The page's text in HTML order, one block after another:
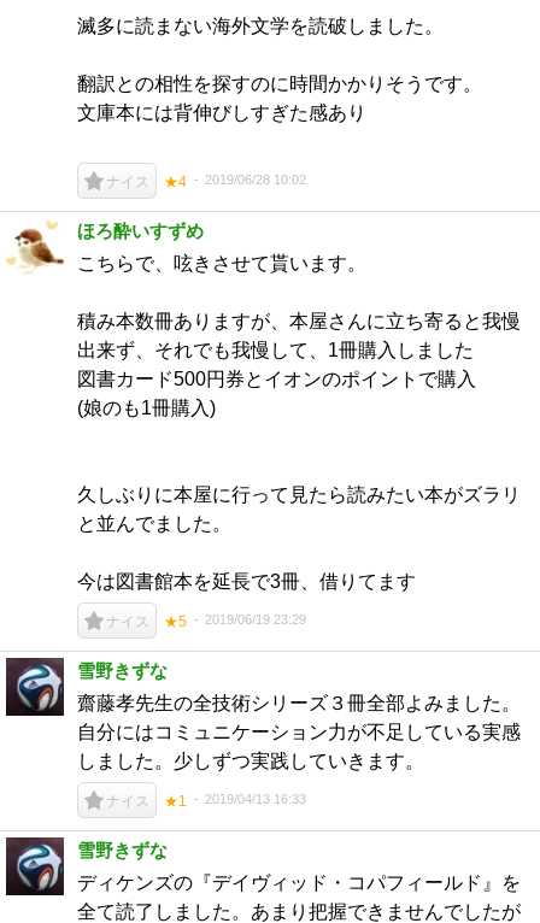
滅多に読まない海外文学を読破しました。
翻訳との相性を探すのに時間かかりそうです。
文庫本には背伸びしすぎた感あり
ナイス ★4 2019/06/28 10:02
ほろ酔いすずめ
こちらで、呟きさせて貰います。
積み本数冊ありますが、本屋さんに立ち寄ると我慢
出来ず、それでも我慢して、1冊購入しました
図書カード500円券とイオンのポイントで購入
(娘のも1冊購入)
久しぶりに本屋に行って見たら読みたい本がズラリ
と並んでました。
今は図書館本を延長で3冊、借りてます
ナイス ★5 2019/06/19 23:29
雪野きずな
齋藤孝先生の全技術シリーズ３冊全部よみました。
自分にはコミュニケーション力が不足している実感
しました。少しずつ実践していきます。
ナイス ★1 2019/04/13 16:33
雪野きずな
ディケンズの『デイヴィッド・コパフィールド』を
全て読了しました。あまり把握できませんでしたが